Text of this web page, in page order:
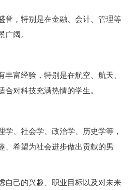
誉，特别是在金融、会计、管理等
阔。
富经验，特别是在航空、航天、
对科技充满热情的学生。
学、社会学、政治学、历史学等，
、希望为社会进步做出贡献的男
自己的兴趣、职业目标以及对未来